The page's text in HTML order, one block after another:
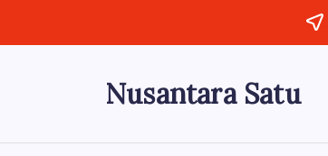
Nusantara Satu
Berita